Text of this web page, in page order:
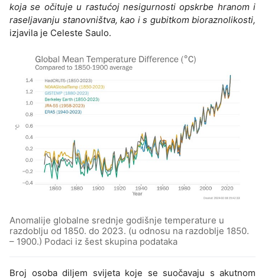
koja se očituje u rastućoj nesigurnosti opskrbe hranom i
raseljavanju stanovništva, kao i s gubitkom bioraznolikosti,
izjavila je Celeste Saulo.
Anomalije globalne srednje godišnje temperature u
razdoblju od 1850. do 2023. (u odnosu na razdoblje 1850.
– 1900.) Podaci iz šest skupina podataka
Broj osoba diljem svijeta koje se suočavaju s akutnom